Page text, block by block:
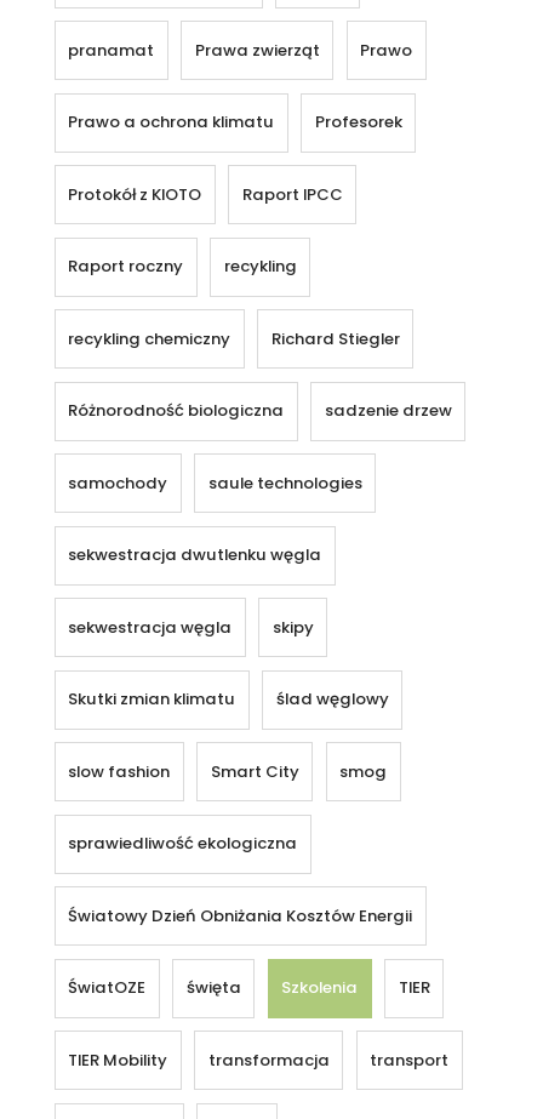
pranamat Prawa zwierząt Prawo
Prawo a ochrona klimatu Profesorek
Protokół z KIOTO Raport IPCC
Raport roczny recykling
recykling chemiczny Richard Stiegler
Różnorodność biologiczna sadzenie drzew
samochody saule technologies
sekwestracja dwutlenku węgla
sekwestracja węgla skipy
Skutki zmian klimatu ślad węglowy
slow fashion Smart City smog
sprawiedliwość ekologiczna
Światowy Dzień Obniżania Kosztów Energii
ŚwiatOZE święta Szkolenia TIER
TIER Mobility transformacja transport